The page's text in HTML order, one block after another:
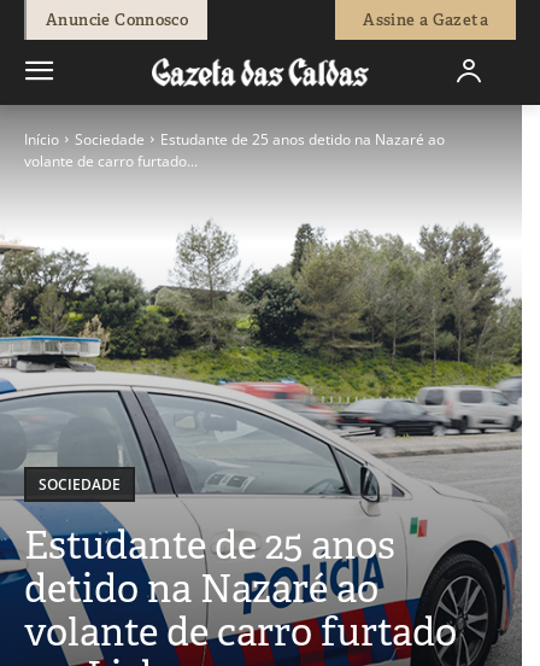
Anuncie Connosco Assine a Gazeta
Início Sociedade
Estudante de 25 anos detido na Nazaré ao
volante de carro furtado...
SOCIEDADE
Estudante de 25 anos
detido na Nazaré ao
volante de carro furtado